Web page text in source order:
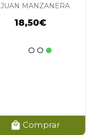
JUAN MANZANERA
18,50€
Comprar